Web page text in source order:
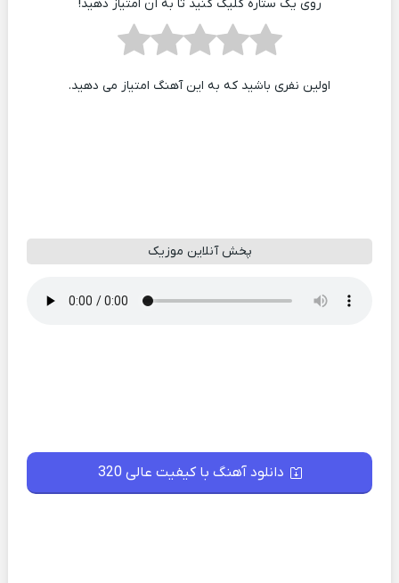
روی یک ستاره کلیک کنید تا به آن امتیاز دهید!
اولین نفری باشید که به این آهنگ امتیاز می دهید.
پخش آنلاین موزیک
دانلود آهنگ با کیفیت عالی 320